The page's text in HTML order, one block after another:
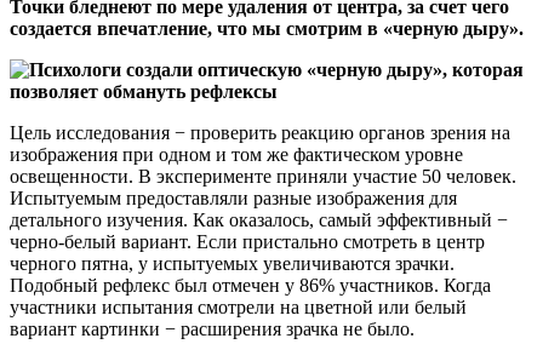
Точки бледнеют по мере удаления от центра, за счет чего
создается впечатление, что мы смотрим в «черную дыру».
Цель исследования − проверить реакцию органов зрения на
изображения при одном и том же фактическом уровне
освещенности. В эксперименте приняли участие 50 человек.
Испытуемым предоставляли разные изображения для
детального изучения. Как оказалось, самый эффективный −
черно-белый вариант. Если пристально смотреть в центр
черного пятна, у испытуемых увеличиваются зрачки.
Подобный рефлекс был отмечен у 86% участников. Когда
участники испытания смотрели на цветной или белый
вариант картинки − расширения зрачка не было.